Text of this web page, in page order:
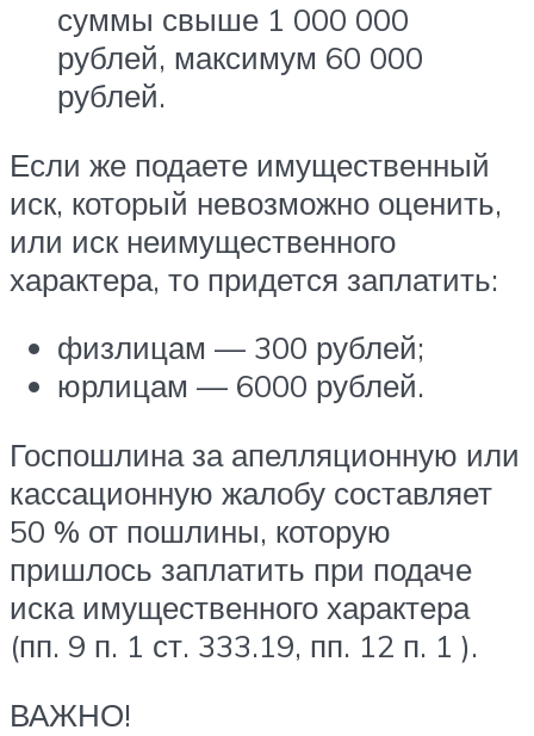
суммы свыше 1 000 000
рублей, максимум 60 000
рублей.
Если же подаете имущественный
иск, который невозможно оценить,
или иск неимущественного
характера, то придется заплатить:
физлицам — 300 рублей;
юрлицам — 6000 рублей.
Госпошлина за апелляционную или
кассационную жалобу составляет
50 % от пошлины, которую
пришлось заплатить при подаче
иска имущественного характера
(пп. 9 п. 1 ст. 333.19, пп. 12 п. 1 ).
ВАЖНО!